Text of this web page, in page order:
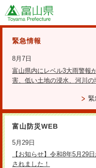
富山県
緊急情報
8月7日
富山県内にレベル3大雨警報
害、低い土地の浸水、河川の
緊
富山防災WEB
5月29日
【お知らせ】令和8年5月29
されました！
テーマから探す
くらしの安心